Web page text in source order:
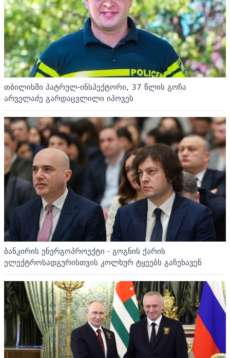
თბილისში პატრულ-ინსპექტორი, 37 წლის გოჩა
არველაძე გარდაცვლილი იპოვეს
ბანკირის ენერგოპროექტი - გოგნის ქარის
ელექტროსადგურისთვის კოლხურ ტყეებს გაჩეხავენ